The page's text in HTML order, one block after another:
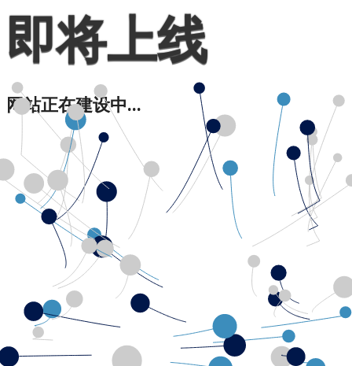
即将上线
网站正在建设中...